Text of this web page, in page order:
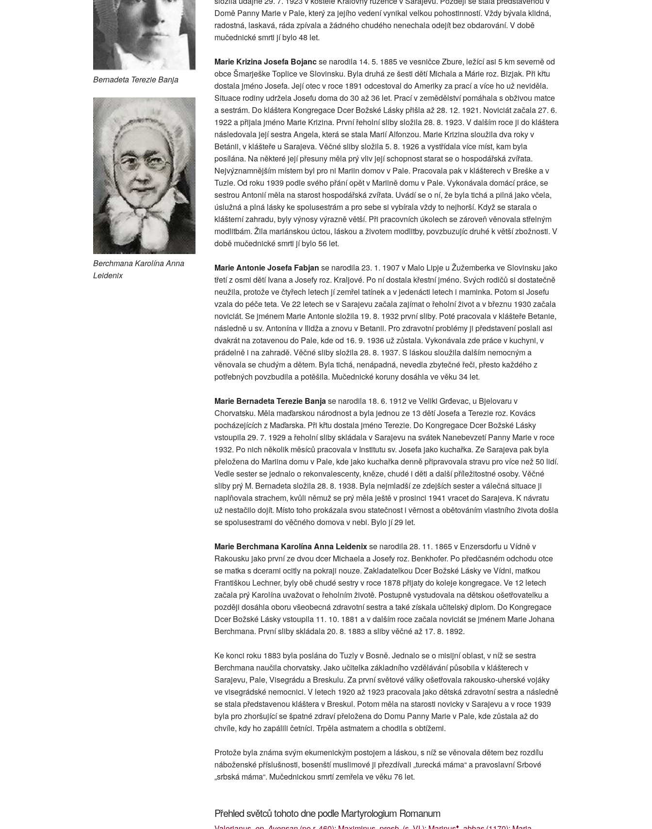
Bernadeta Terezie Banja
Berchmana Karolína Anna
Leidenix
Domě Panny Marie v Pale, který za jejího vedení vynikal velkou pohostinností. Vždy bývala klidná,
radostná, laskavá, ráda zpívala a žádného chudého nenechala odejít bez obdarování. V době
mučednické smrti jí bylo 48 let.
Marie Krizina Josefa Bojancse narodila 14. 5. 1885 ve vesničce Zbure, ležící asi 5 km severně od
obce Šmarješke Toplice ve Slovinsku. Byla druhá ze šesti dětí Michala a Márie roz. Bizjak. Při křtu
dostala jméno Josefa. Její otec v roce 1891 odcestoval do Ameriky za prací a více ho už neviděla.
Situace rodiny udržela Josefu doma do 30 až 36 let. Prací v zemědělství pomáhala s obživou matce
a sestrám. Do kláštera Kongregace Dcer Božské Lásky přišla až 28. 12. 1921. Noviciát začala 27. 6.
1922 a přijala jméno Marie Krizina. První řeholní sliby složila 28. 8. 1923. V dalším roce ji do kláštera
následovala její sestra Angela, která se stala Marií Alfonzou. Marie Krizina sloužila dva roky v
Betánii, v klášteře u Sarajeva. Věčné sliby složila 5. 8. 1926 a vystřídala více míst, kam byla
posílána. Na některé její přesuny měla prý vliv její schopnost starat se o hospodářská zvířata.
Nejvýznamnějším místem byl pro ni Mariin domov v Pale. Pracovala pak v klášterech v Breške a v
Tuzle. Od roku 1939 podle svého přání opět v Mariině domu v Pale. Vykonávala domácí práce, se
sestrou Antonií měla na starost hospodářská zvířata. Uvádí se o ní, že byla tichá a pilná jako včela,
úslužná a plná lásky ke spolusestrám a pro sebe si vybírala vždy to nejhorší. Když se starala o
klášterní zahradu, byly výnosy výrazně větší. Při pracovních úkolech se zároveň věnovala střelným
modlitbám. Žila mariánskou úctou, láskou a životem modlitby, povzbuzujíc druhé k větší zbožnosti. V
době mučednické smrti jí bylo 56 let.
Marie Antonie Josefa Fabjan se narodila 23. 1. 1907 v Malo Lipje u Žužemberka ve Slovinsku jako
třetí z osmi dětí Ivana a Josefy roz. Kraljové. Po ní dostala křestní jméno. Svých rodičů si dostatečně
neužila, protože ve čtyřech letech jí zemřel tatínek a v jedenácti letech i maminka. Potom si Josefu
vzala do péče teta. Ve 22 letech se v Sarajevu začala zajímat o řeholní život a v březnu 1930 začala
noviciát. Se jménem Marie Antonie složila 19. 8. 1932 první sliby. Poté pracovala v klášteře Betanie,
následně u sv. Antonína v Ilidža a znovu v Betanii. Pro zdravotní problémy ji představení poslali asi
dvakrát na zotavenou do Pale, kde od 16. 9. 1936 už zůstala. Vykonávala zde práce v kuchyni, v
prádelně i na zahradě. Věčné sliby složila 28. 8. 1937. S láskou sloužila dalším nemocným a
věnovala se chudým a dětem. Byla tichá, nenápadná, nevedla zbytečné řeči, přesto každého z
potřebných povzbudila a potěšila. Mučednické koruny dosáhla ve věku 34 let.
Marie Bernadeta Terezie Banjase narodila 18. 6. 1912 ve Veliki Grđevac, u Bjelovaru v
Chorvatsku. Měla maďarskou národnost a byla jednou ze 13 dětí Josefa a Terezie roz. Kovács
pocházejících z Maďarska. Při křtu dostala jméno Terezie. Do Kongregace Dcer Božské Lásky
vstoupila 29. 7. 1929 a řeholní sliby skládala v Sarajevu na svátek Nanebevzetí Panny Marie v roce
1932. Po nich několik měsíců pracovala v Institutu sv. Josefa jako kuchařka. Ze Sarajeva pak byla
přeložena do Mariina domu v Pale, kde jako kuchařka denně připravovala stravu pro více než 50 lidí.
Vedle sester se jednalo o rekonvalescenty, kněze, chudé i děti a další příležitostné osoby. Věčné
sliby prý M. Bernadeta složila 28. 8. 1938. Byla nejmladší ze zdejších sester a válečná situace ji
naplňovala strachem, kvůli němuž se prý měla ještě v prosinci 1941 vracet do Sarajeva. K návratu
už nestačilo dojít. Místo toho prokázala svou statečnost i věrnost a obětováním vlastního života došla
se spolusestrami do věčného domova v nebi. Bylo jí 29 let.
Marie Berchmana Karolína Anna Leidenixse narodila 28. 11. 1865 v Enzersdorfu u Vídně v
Rakousku jako první ze dvou dcer Michaela a Josefy roz. Benkhofer. Po předčasném odchodu otce
se matka s dcerami ocitly na pokraji nouze. Zakladatelkou Dcer Božské Lásky ve Vídni, matkou
Františkou Lechner, byly obě chudé sestry v roce 1878 přijaty do koleje kongregace. Ve 12 letech
začala prý Karolína uvažovat o řeholním životě. Postupně vystudovala na dětskou ošetřovatelku a
později dosáhla oboru všeobecná zdravotní sestra a také získala učitelský diplom. Do Kongregace
Dcer Božské Lásky vstoupila 11. 10. 1881 a v dalším roce začala noviciát se jménem Marie Johana
Berchmana. První sliby skládala 20. 8. 1883 a sliby věčné až 17. 8. 1892.
Ke konci roku 1883 byla poslána do Tuzly v Bosně. Jednalo se o misijní oblast, v níž se sestra
Berchmana naučila chorvatsky. Jako učitelka základního vzdělávání působila v klášterech v
Sarajevu, Pale, Visegrádu a Breskulu. Za první světové války ošetřovala rakousko-uherské vojáky
ve visegrádské nemocnici. V letech 1920 až 1923 pracovala jako dětská zdravotní sestra a následně
se stala představenou kláštera v Breskul. Potom měla na starosti novicky v Sarajevu a v roce 1939
byla pro zhoršující se špatné zdraví přeložena do Domu Panny Marie v Pale, kde zůstala až do
chvíle, kdy ho zapálili četníci. Trpěla astmatem a chodila s obtížemi.
Protože byla známa svým ekumenickým postojem a láskou, s níž se věnovala dětem bez rozdílu
náboženské příslušnosti, bosenští muslimové ji přezdívali „turecká máma“ a pravoslavní Srbové
„srbská máma“. Mučednickou smrtí zemřela ve věku 76 let.
Přehled světců tohoto dne podle Martyrologium Romanum
♦